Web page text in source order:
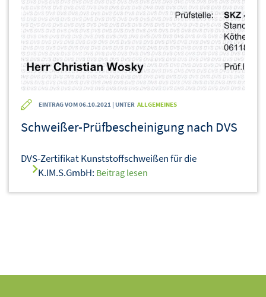
EINTRAG VOM 06.10.2021 | UNTER ALLGEMEINES
Schweißer-Prüfbescheinigung nach DVS
DVS-Zertifikat Kunststoffschweißen für die
K.IM.S.GmbH: Beitrag lesen